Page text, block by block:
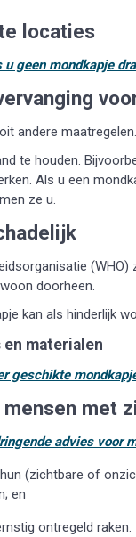
locaties
geen mondkapje
andere
te houden.
Als u een
ze u.
doorheen.
kan als hinderlijk
en materialen
geschikte
met
advies voor
(zichtbare of
en
ontregeld raken.